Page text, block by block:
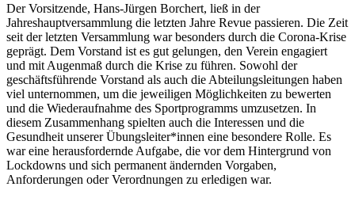
Der Vorsitzende, Hans-Jürgen Borchert, ließ in der
Jahreshauptversammlung die letzten Jahre Revue passieren. Die Zeit
seit der letzten Versammlung war besonders durch die Corona-Krise
geprägt. Dem Vorstand ist es gut gelungen, den Verein engagiert
und mit Augenmaß durch die Krise zu führen. Sowohl der
geschäftsführende Vorstand als auch die Abteilungsleitungen haben
viel unternommen, um die jeweiligen Möglichkeiten zu bewerten
und die Wiederaufnahme des Sportprogramms umzusetzen. In
diesem Zusammenhang spielten auch die Interessen und die
Gesundheit unserer Übungsleiter*innen eine besondere Rolle. Es
war eine herausfordernde Aufgabe, die vor dem Hintergrund von
Lockdowns und sich permanent ändernden Vorgaben,
Anforderungen oder Verordnungen zu erledigen war.